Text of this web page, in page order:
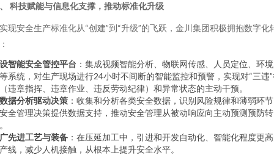
科技赋能与信息化支撑，推动标准化升级
现安全生产标准化从“创建”到“升级”的飞跃，金川集团积极拥抱数字化
智能安全管控平台 ：集成视频智能分析、物联网传感、人员定位、环
系统，对生产现场进行24小时不间断的智能监控和预警，实现对“三违
违章指挥、违章作业、违反劳动纪律）和异常状态的主动干预。
据分析驱动决策 ：收集和分析各类安全数据，识别风险规律和薄弱环
全管理决策提供数据支持，推动安全管理从被动响应向主动预测预防转
先进工艺与装备 ：在压延加工中，引进和开发自动化、智能化程度更
线，减少人机接触，从根本上提升安全水平。